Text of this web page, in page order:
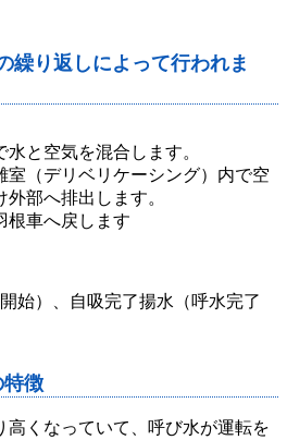
繰り返しによって行われま
と空気を混合します。
室（デリベリケーシング）内で空
部へ排出します。
根車へ戻します
特徴
高くなっていて、呼び水が運転を